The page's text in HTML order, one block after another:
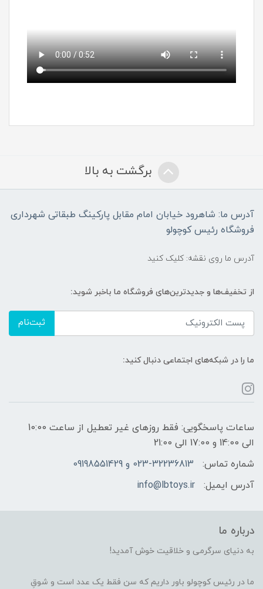
برگشت به بالا
آدرس ما: شاهرود خیابان امام مقابل پارکینگ طبقاتی شهرداری
فروشگاه رئیس کوچولو
آدرس ما روی نقشه: کلیک کنید
از تخفیف‌ها و جدیدترین‌های فروشگاه ما باخبر شوید:
ثبت‌نام
ما را در شبکه‌های اجتماعی دنبال کنید:
ساعات پاسخگویی: فقط روزهای غیر تعطیل از ساعت 10:00
الی 14:00 و 17:00 الی 21:00
شماره تماس:
023-32236813 و 09198551429
آدرس ایمیل:
info@lbtoys.ir
درباره ما
به دنیای سرگرمی و خلاقیت خوش آمدید!
ما در رئیس کوچولو باور داریم که سن فقط یک عدد است و شوقِ